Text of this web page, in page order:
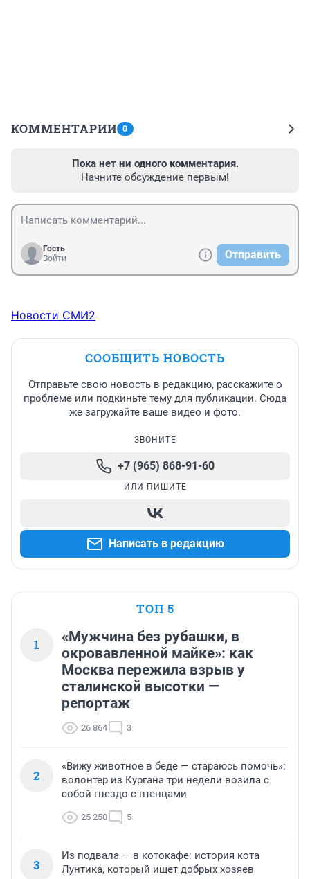
КОММЕНТАРИИ 0
Пока нет ни одного комментария.
Начните обсуждение первым!
Гость
Войти
Отправить
Новости СМИ2
СООБЩИТЬ НОВОСТЬ
Отправьте свою новость в редакцию, расскажите о
проблеме или подкиньте тему для публикации. Сюда
же загружайте ваше видео и фото.
ЗВОНИТЕ
+7 (965) 868-91-60
ИЛИ ПИШИТЕ
Написать в редакцию
ТОП 5
1
«Мужчина без рубашки, в
окровавленной майке»: как
Москва пережила взрыв у
сталинской высотки —
репортаж
26 864 3
2
«Вижу животное в беде — стараюсь помочь»:
волонтер из Кургана три недели возила с
собой гнездо с птенцами
25 250 5
3
Из подвала — в котокафе: история кота
Лунтика, который ищет добрых хозяев